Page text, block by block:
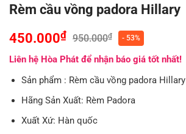
Rèm cầu vồng padora Hillary
450.000₫ 950.000₫ - 53%
Liên hệ Hòa Phát để nhận báo giá tốt nhất!
Sản phẩm : Rèm cầu vồng padora Hillary
Hãng Sản Xuất: Rèm Padora
Xuất Xứ: Hàn quốc